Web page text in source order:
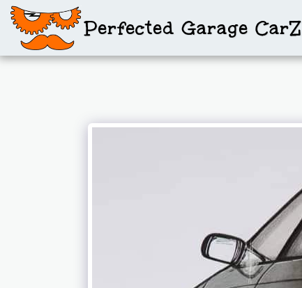
Perfected Garage CarZ